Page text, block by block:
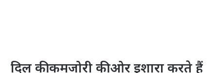
दिल की कमजोरी की ओर इशारा करते हैं